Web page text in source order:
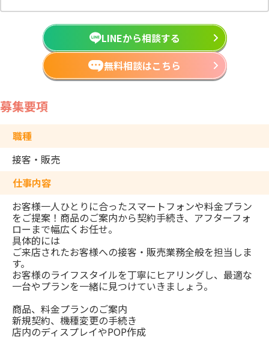
LINEから相談する
無料相談はこちら
募集要項
職種
接客・販売
仕事内容
お客様一人ひとりに合ったスマートフォンや料金プラン
をご提案！商品のご案内から契約手続き、アフターフォ
ローまで幅広くお任せ。
具体的には
ご来店されたお客様への接客・販売業務全般を担当しま
す。
お客様のライフスタイルを丁寧にヒアリングし、最適な
一台やプランを一緒に見つけていきましょう。
商品、料金プランのご案内
新規契約、機種変更の手続き
店内のディスプレイやPOP作成